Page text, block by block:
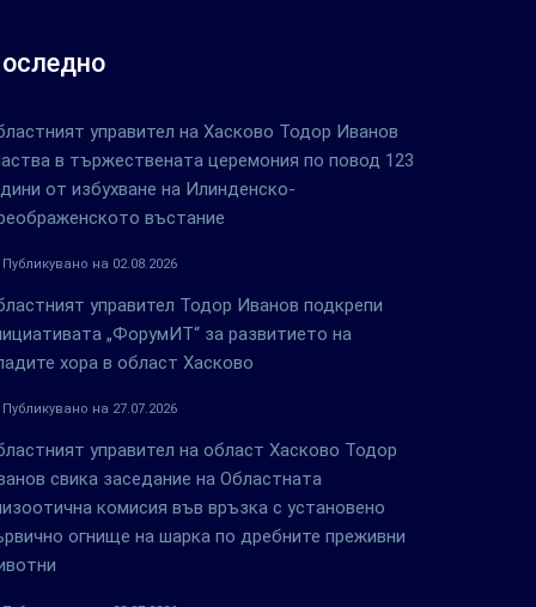
управител на Хасково Тодор Иванов
в тържествената церемония по повод 123
от избухване на Илинденско-
въстание
Публикувано на 02.08.2026
управител Тодор Иванов подкрепи
„ФорумИТ“ за развитието на
хора в област Хасково
Публикувано на 27.07.2026
управител на област Хасково Тодор
свика заседание на Областната
комисия във връзка с установено
огнище на шарка по дребните преживни